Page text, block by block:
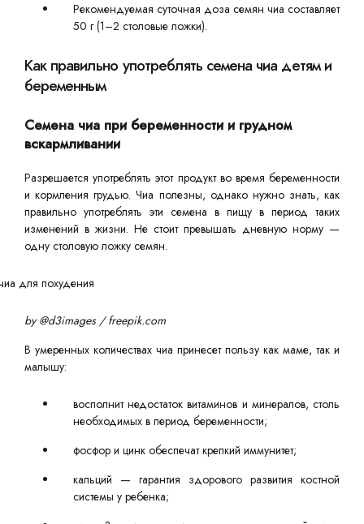
Рекомендуемая суточная доза семян чиа составляет
50 г (1–2 столовые ложки).
Как правильно употреблять семена чиа детям и
беременным
Семена чиа при беременности и грудном
вскармливании
Разрешается употреблять этот продукт во время беременности
и кормления грудью. Чиа полезны, однако нужно знать, как
правильно употреблять эти семена в пищу в период таких
изменений в жизни. Не стоит превышать дневную норму —
одну столовую ложку семян.
by @d3images / freepik.com
В умеренных количествах чиа принесет пользу как маме, так и
малышу:
восполнит недостаток витаминов и минералов, столь
необходимых в период беременности;
фосфор и цинк обеспечат крепкий иммунитет;
кальций — гарантия здорового развития костной
системы у ребенка;